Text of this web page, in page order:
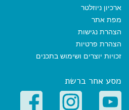
ארכיון ניוזלטר
מפת אתר
הצהרת נגישות
הצהרת פרטיות
זכויות יוצרים ושימוש בתכנים
מסע אחר ברשת